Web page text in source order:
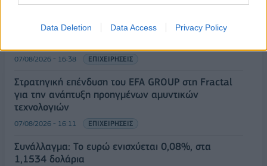
Data Deletion Data Access Privacy Policy
της ΔΕΗ για την είσοδο στην πολωνική αγορά
07/08/2026 - 16:38 ΕΠΙΧΕΙΡΗΣΕΙΣ
Στρατηγική επένδυση του EFA GROUP στη Fractal
για την ανάπτυξη προηγμένων αμυντικών
τεχνολογιών
07/08/2026 - 16:11 ΕΠΙΧΕΙΡΗΣΕΙΣ
Συνάλλαγμα: Το ευρώ ενισχύεται 0,08%, στα
1,1534 δολάρια